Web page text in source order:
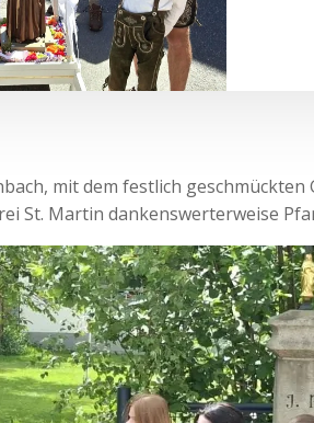
mit dem festlich
St. Martin dankenswerterweise